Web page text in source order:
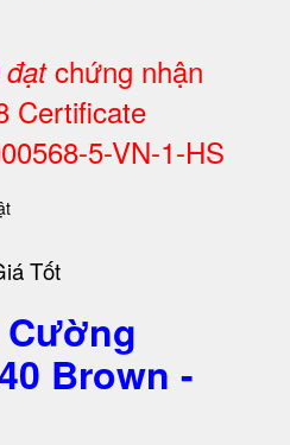
đạtchứng nhận
Certificate
5-VN-1-HS
Cường
Brown -